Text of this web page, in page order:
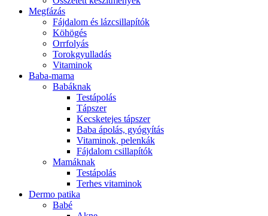
Megfázás
Fájdalom és lázcsillapítók
Köhögés
Orrfolyás
Torokgyulladás
Vitaminok
Baba-mama
Babáknak
Testápolás
Tápszer
Kecsketejes tápszer
Baba ápolás, gyógyítás
Vitaminok, pelenkák
Fájdalom csillapítók
Mamáknak
Testápolás
Terhes vitaminok
Dermo patika
Babé